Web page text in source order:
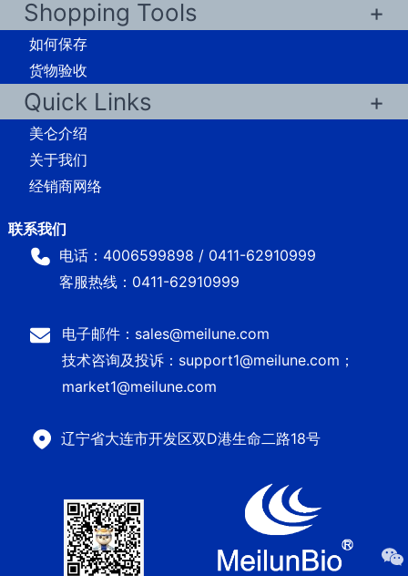
Shopping Tools
如何保存
货物验收
Quick Links
美仑介绍
关于我们
经销商网络
电话：4006599898 / 0411-62910999
客服热线：0411-62910999
电子邮件：sales@meilune.com
技术咨询及投诉：support1@meilune.com；
market1@meilune.com
辽宁省大连市开发区双D港生命二路18号